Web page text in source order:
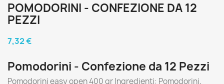
POMODORINI - CONFEZIONE DA 12
PEZZI
7,32 €
Pomodorini - Confezione da 12 Pezzi
Pomodorini easy open 400 gr Ingredienti: Pomodorini,